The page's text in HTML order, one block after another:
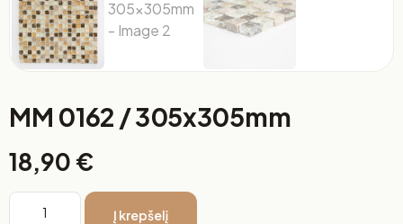
MM 0162 / 305x305mm
18,90 €
Į krepšelį